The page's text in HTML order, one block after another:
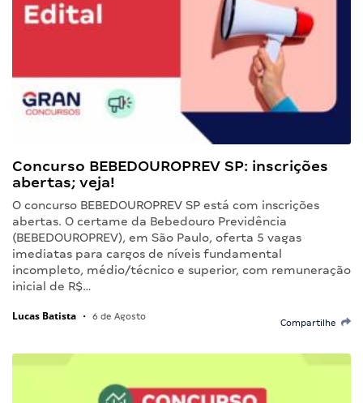
Concurso BEBEDOUROPREV SP: inscrições
abertas; veja!
O concurso BEBEDOUROPREV SP está com inscrições
abertas. O certame da Bebedouro Previdência
(BEBEDOUROPREV), em São Paulo, oferta 5 vagas
imediatas para cargos de níveis fundamental
incompleto, médio/técnico e superior, com remuneração
inicial de R$…
Lucas Batista • 6 de Agosto
Compartilhe